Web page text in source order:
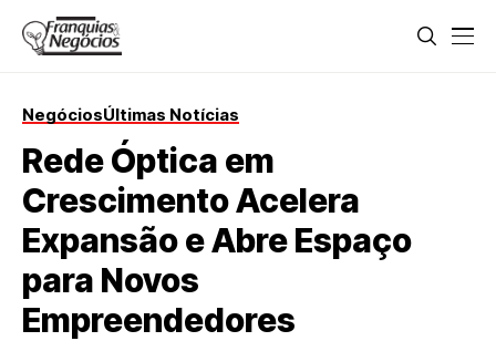
NegóciosÚltimas Notícias
Rede Óptica em
Crescimento Acelera
Expansão e Abre Espaço
para Novos
Empreendedores